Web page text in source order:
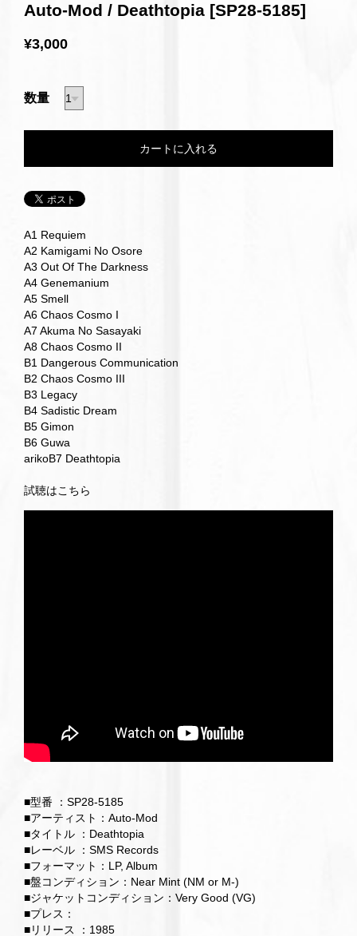
Auto-Mod / Deathtopia [SP28-5185]
¥3,000
数量
A1 Requiem
A2 Kamigami No Osore
A3 Out Of The Darkness
A4 Genemanium
A5 Smell
A6 Chaos Cosmo I
A7 Akuma No Sasayaki
A8 Chaos Cosmo II
B1 Dangerous Communication
B2 Chaos Cosmo III
B3 Legacy
B4 Sadistic Dream
B5 Gimon
B6 Guwa
arikoB7 Deathtopia
試聴はこちら
■型番 ：SP28-5185
■アーティスト：Auto-Mod
■タイトル ：Deathtopia
■レーベル ：SMS Records
■フォーマット：LP, Album
■盤コンディション：Near Mint (NM or M-)
■ジャケットコンディション：Very Good (VG)
■プレス：
■リリース ：1985